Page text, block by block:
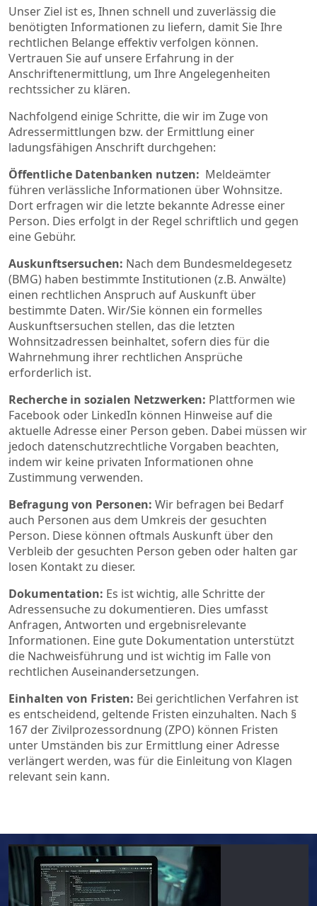
Unser Ziel ist es, Ihnen schnell und zuverlässig die
benötigten Informationen zu liefern, damit Sie Ihre
rechtlichen Belange effektiv verfolgen können.
Vertrauen Sie auf unsere Erfahrung in der
Anschriftenermittlung, um Ihre Angelegenheiten
rechtssicher zu klären.
Nachfolgend einige Schritte, die wir im Zuge von
Adressermittlungen bzw. der Ermittlung einer
ladungsfähigen Anschrift durchgehen:
Öffentliche Datenbanken nutzen: Meldeämter
führen verlässliche Informationen über Wohnsitze.
Dort erfragen wir die letzte bekannte Adresse einer
Person. Dies erfolgt in der Regel schriftlich und gegen
eine Gebühr.
Auskunftsersuchen: Nach dem Bundesmeldegesetz
(BMG) haben bestimmte Institutionen (z.B. Anwälte)
einen rechtlichen Anspruch auf Auskunft über
bestimmte Daten. Wir/Sie können ein formelles
Auskunftsersuchen stellen, das die letzten
Wohnsitzadressen beinhaltet, sofern dies für die
Wahrnehmung ihrer rechtlichen Ansprüche
erforderlich ist.
Recherche in sozialen Netzwerken: Plattformen wie
Facebook oder LinkedIn können Hinweise auf die
aktuelle Adresse einer Person geben. Dabei müssen wir
jedoch datenschutzrechtliche Vorgaben beachten,
indem wir keine privaten Informationen ohne
Zustimmung verwenden.
Befragung von Personen: Wir befragen bei Bedarf
auch Personen aus dem Umkreis der gesuchten
Person. Diese können oftmals Auskunft über den
Verbleib der gesuchten Person geben oder halten gar
losen Kontakt zu dieser.
Dokumentation: Es ist wichtig, alle Schritte der
Adressensuche zu dokumentieren. Dies umfasst
Anfragen, Antworten und ergebnisrelevante
Informationen. Eine gute Dokumentation unterstützt
die Nachweisführung und ist wichtig im Falle von
rechtlichen Auseinandersetzungen.
Einhalten von Fristen: Bei gerichtlichen Verfahren ist
es entscheidend, geltende Fristen einzuhalten. Nach §
167 der Zivilprozessordnung (ZPO) können Fristen
unter Umständen bis zur Ermittlung einer Adresse
verlängert werden, was für die Einleitung von Klagen
relevant sein kann.